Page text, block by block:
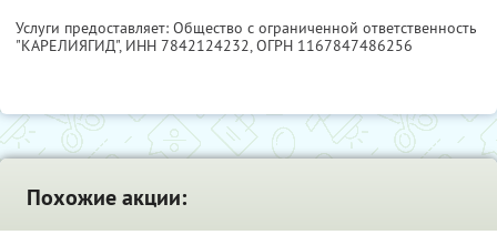
Услуги предоставляет: Общество с ограниченной ответственность
"КАРЕЛИЯГИД", ИНН 7842124232, ОГРН 1167847486256
Похожие акции: